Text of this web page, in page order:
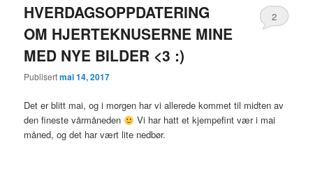
HVERDAGSOPPDATERING
OM HJERTEKNUSERNE MINE
MED NYE BILDER <3 :)
Publisertmai 14, 2017
2
Det er blitt mai, og i morgen har vi allerede kommet til midten av
den fineste vårmåneden
Vi har hatt et kjempefint vær i mai
måned, og det har vært lite nedbør.